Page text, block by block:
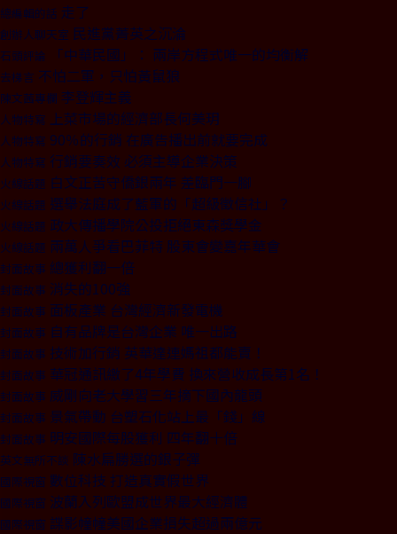
總編輯的話 走了
創辦人聊天室 民進黨菁英之沉淪
石頭評論 「中華民國」： 兩岸方程式唯一的均衡解
去梯言 不怕二軍，只怕黃鼠狼
陳文茜專欄 李登輝主義
人物特寫 上菜市場的經濟部長何美玥
人物特寫 90％的行銷 在廣告播出前就要完成
人物特寫 行銷要奏效 必須主導企業決策
火線話題 白文正苦守僑銀兩年 差臨門一腳
火線話題 選舉法庭成了藍軍的「超級徵信社」？
火線話題 政大傳播學院公投拒絕東森獎學金
火線話題 兩萬人爭看巴菲特 股東會變嘉年華會
封面故事 總獲利翻一倍
封面故事 消失的100強
封面故事 面板產業 台灣經濟新發電機
封面故事 自有品牌是台灣企業 唯一出路
封面故事 技術加行銷 英華達連媽祖都能賣！
封面故事 華冠通訊繳了4年學費 換來營收成長第1名！
封面故事 威剛向老大學習三年摘下國內龍頭
封面故事 景氣帶動 台塑石化站上最「錢」線
封面故事 明安國際每股獲利 四年翻十倍
英文無所不談 陳水扁勝選的銀子彈
國際視窗 數位科技 打造真實假世界
國際視窗 波蘭入列歐盟成世界最大經濟體
國際視窗 諜影幢幢美國企業損失超過兩億元